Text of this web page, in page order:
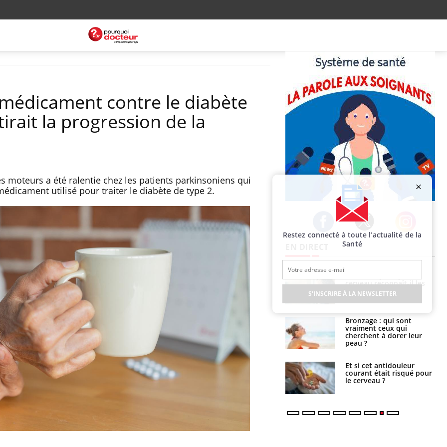
contre le diabète
la progression de la
moteurs a été ralentie chez les patients parkinsoniens qui
utilisé pour traiter le diabète de type 2.
Facebook Twitter Instagram
TDAH : quel est ce
traitement autorisé aux
États-Unis ?
Cerveau : le mystère de la
"madeleine de Proust"
enfin expliqué
Intolérance au gluten : les
nouvelles
recommandations de la
sommeil ?
Grossesse : ces polluants
pourraient influencer le
cerveau reconnaît-il les
visages autrement ?
Bronzage : qui sont
vraiment ceux qui
cherchent à dorer leur
peau ?
Et si cet antidouleur
courant était risqué pour
le cerveau ?
Restez connecté à toute l’actualité de la
Santé
S'INSCRIRE À LA NEWSLETTER